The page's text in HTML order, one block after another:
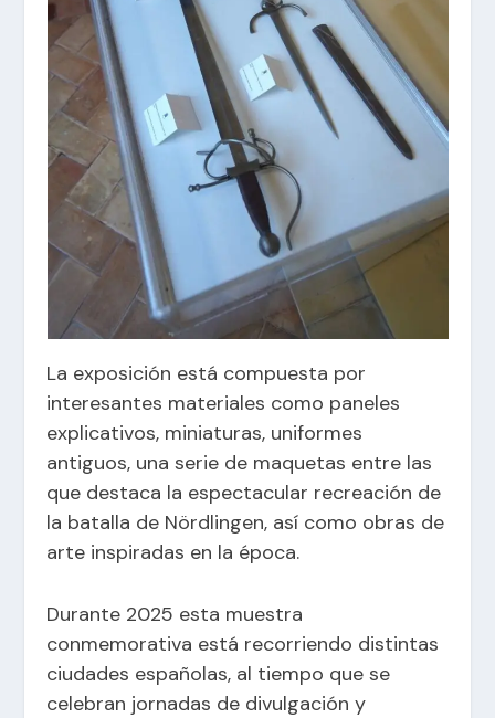
La exposición está compuesta por
interesantes materiales como paneles
explicativos, miniaturas, uniformes
antiguos, una serie de maquetas entre las
que destaca la espectacular recreación de
la batalla de Nördlingen, así como obras de
arte inspiradas en la época.
Durante 2025 esta muestra
conmemorativa está recorriendo distintas
ciudades españolas, al tiempo que se
celebran jornadas de divulgación y